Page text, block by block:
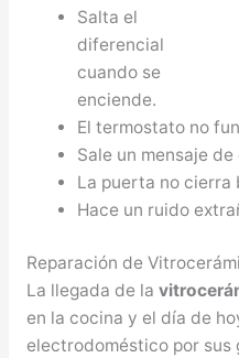
Salta el
diferencial
cuando se
enciende.
El termostato no
Sale un mensaje de
La puerta no cierra
Hace un ruido
Reparación de
La llegada de la
en la cocina y el día de
electrodoméstico por sus